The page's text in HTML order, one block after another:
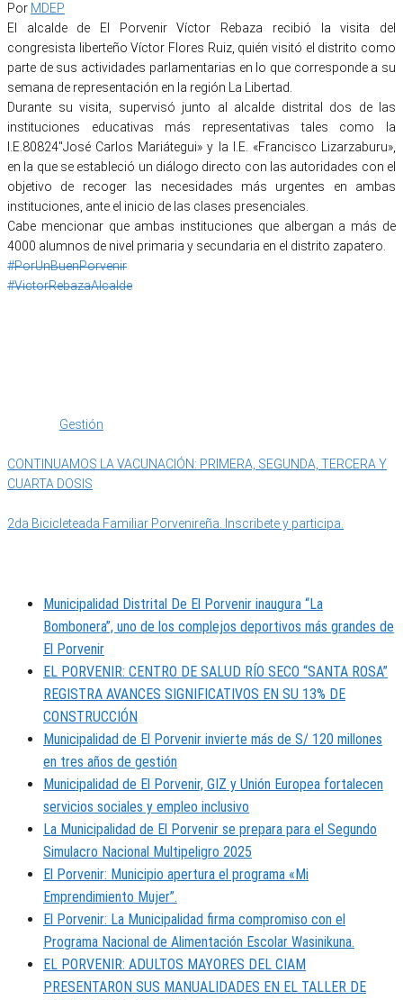
Por MDEP
El alcalde de El Porvenir Víctor Rebaza recibió la visita del
congresista liberteño Víctor Flores Ruiz, quién visitó el distrito como
parte de sus actividades parlamentarias en lo que corresponde a su
semana de representación en la región La Libertad.
Durante su visita, supervisó junto al alcalde distrital dos de las
instituciones educativas más representativas tales como la
I.E.80824″José Carlos Mariátegui» y la I.E. «Francisco Lizarzaburu»,
en la que se estableció un diálogo directo con las autoridades con el
objetivo de recoger las necesidades más urgentes en ambas
instituciones, ante el inicio de las clases presenciales.
Cabe mencionar que ambas instituciones que albergan a más de
4000 alumnos de nivel primaria y secundaria en el distrito zapatero.
#PorUnBuenPorvenir
#VictorRebazaAlcalde
Gestión
CONTINUAMOS LA VACUNACIÓN: PRIMERA, SEGUNDA, TERCERA Y
CUARTA DOSIS
2da Bicicleteada Familiar Porvenireña. Inscribete y participa.
Municipalidad Distrital De El Porvenir inaugura “La
Bombonera”, uno de los complejos deportivos más grandes de
El Porvenir
EL PORVENIR: CENTRO DE SALUD RÍO SECO “SANTA ROSA”
REGISTRA AVANCES SIGNIFICATIVOS EN SU 13% DE
CONSTRUCCIÓN
Municipalidad de El Porvenir invierte más de S/ 120 millones
en tres años de gestión
Municipalidad de El Porvenir, GIZ y Unión Europea fortalecen
servicios sociales y empleo inclusivo
La Municipalidad de El Porvenir se prepara para el Segundo
Simulacro Nacional Multipeligro 2025
El Porvenir: Municipio apertura el programa «Mi
Emprendimiento Mujer”.
El Porvenir: La Municipalidad firma compromiso con el
Programa Nacional de Alimentación Escolar Wasinikuna.
EL PORVENIR: ADULTOS MAYORES DEL CIAM
PRESENTARON SUS MANUALIDADES EN EL TALLER DE